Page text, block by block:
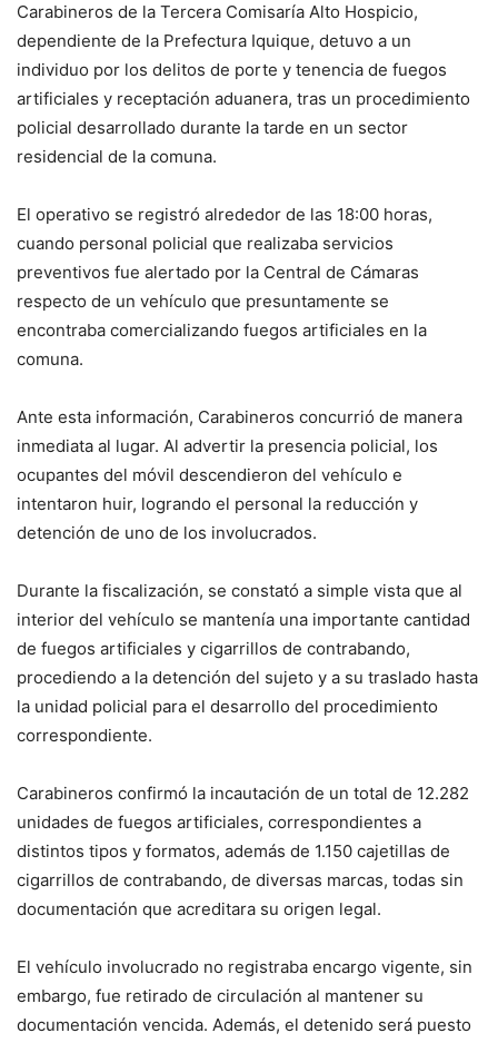
Carabineros de la Tercera Comisaría Alto Hospicio,
dependiente de la Prefectura Iquique, detuvo a un
individuo por los delitos de porte y tenencia de fuegos
artificiales y receptación aduanera, tras un procedimiento
policial desarrollado durante la tarde en un sector
residencial de la comuna.
El operativo se registró alrededor de las 18:00 horas,
cuando personal policial que realizaba servicios
preventivos fue alertado por la Central de Cámaras
respecto de un vehículo que presuntamente se
encontraba comercializando fuegos artificiales en la
comuna.
Ante esta información, Carabineros concurrió de manera
inmediata al lugar. Al advertir la presencia policial, los
ocupantes del móvil descendieron del vehículo e
intentaron huir, logrando el personal la reducción y
detención de uno de los involucrados.
Durante la fiscalización, se constató a simple vista que al
interior del vehículo se mantenía una importante cantidad
de fuegos artificiales y cigarrillos de contrabando,
procediendo a la detención del sujeto y a su traslado hasta
la unidad policial para el desarrollo del procedimiento
correspondiente.
Carabineros confirmó la incautación de un total de 12.282
unidades de fuegos artificiales, correspondientes a
distintos tipos y formatos, además de 1.150 cajetillas de
cigarrillos de contrabando, de diversas marcas, todas sin
documentación que acreditara su origen legal.
El vehículo involucrado no registraba encargo vigente, sin
embargo, fue retirado de circulación al mantener su
documentación vencida. Además, el detenido será puesto